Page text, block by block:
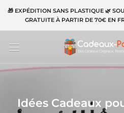
Aller
contenu
🎁 EXPÉDITION SANS PLASTIQUE 🌿
GRATUITE À PARTIR DE 70€ EN
Idées Cadeaux